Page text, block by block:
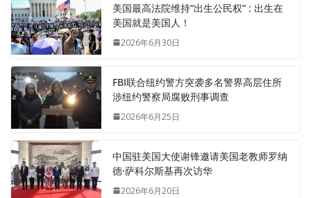
美国最高法院维持“出生公民权” : 出生在
美国就是美国人！
2026年6月30日
FBI联合纽约警方突袭多名警界高层住所
涉纽约警察局腐败刑事调查
2026年6月25日
中国驻美国大使谢锋邀请美国老教师罗纳
德·萨科尔斯基再次访华
2026年6月20日